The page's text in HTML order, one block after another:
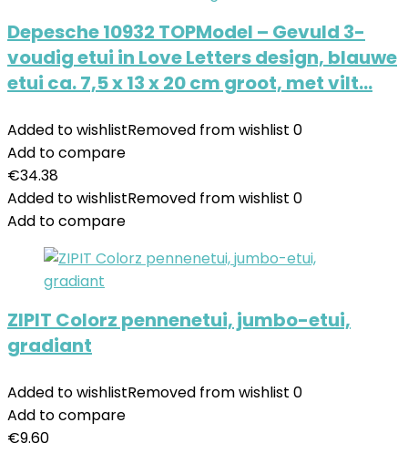
Depesche 10932 TOPModel – Gevuld 3-
voudig etui in Love Letters design, blauwe
etui ca. 7,5 x 13 x 20 cm groot, met vilt…
Added to wishlistRemoved from wishlist 0
Add to compare
€34.38
Added to wishlistRemoved from wishlist 0
Add to compare
ZIPIT Colorz pennenetui, jumbo-etui,
gradiant
Added to wishlistRemoved from wishlist 0
Add to compare
€9.60